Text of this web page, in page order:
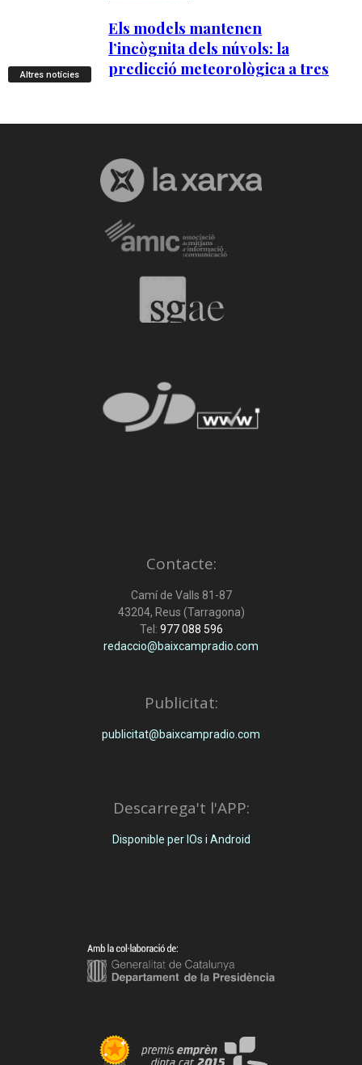
Altres notícies
Contacte:
Camí de Valls 81-87
43204, Reus (Tarragona)
Tel: 977 088 596
redaccio@baixcampradio.com
Publicitat:
publicitat@baixcampradio.com
Descarrega't l'APP:
Disponible per IOs i Android